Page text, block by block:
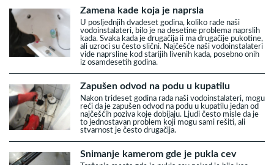
Zamena kade koja je naprsla
U posljednjih dvadeset godina, koliko rade naši
vodoinstalateri, bilo je na desetine problema naprslih
kada. Svaka kada je drugačija ii ma drugačije pukotine,
ali uzroci su često slični. Najčešće naši vodoinstalateri
vide naprsline kod starijih livenih kada, posebno onih
iz osamdesetih godina.
Zapušen odvod na podu u kupatilu
Nakon trideset godina rada naši vodoinstalateri, mogu
reći da je zapušen odvod na podu u kupatilu jedan od
najčešćih poziva koje dobijaju. Ljudi često misle da je
to jednostavan problem koji mogu sami rešiti, ali
stvarnost je često drugačija.
Snimanje kamerom gde je pukla cev